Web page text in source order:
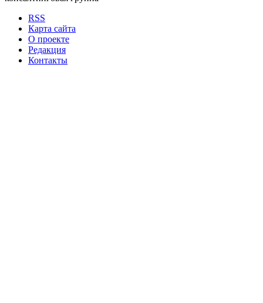
RSS
Карта сайта
О проекте
Редакция
Контакты